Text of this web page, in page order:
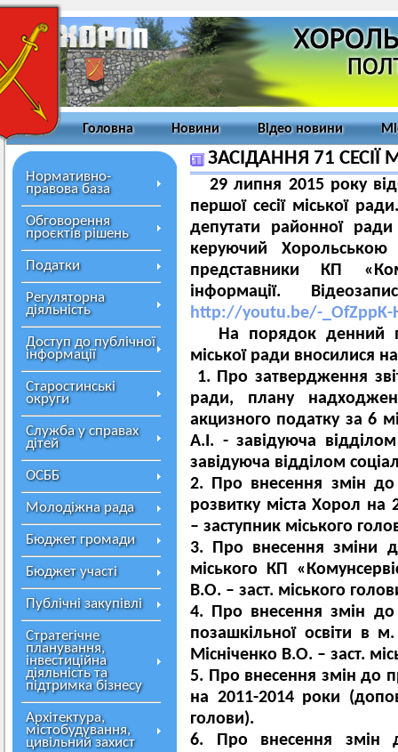
Головна Новини Відео новини
Нормативно-
правова база
Обговорення
проєктів рішень
Податки
Регуляторна
діяльність
Доступ до публічної
інформації
Старостинські
округи
Служба у справах
дітей
ОСББ
Молодіжна рада
Бюджет громади
Бюджет участі
Публічні закупівлі
Стратегічне
планування,
інвестиційна
діяльність та
підтримка бізнесу
Архітектура,
містобудування,
цивільний захист
ЗАСІДАННЯ 71 СЕСІЇ
29 липня 2015 року
першої сесії міської
депутати районної
керуючий
представники КП
інформації.
http://youtu.be/-_OfZppK-
На порядок денний
міської ради вносилися
1. Про затвердження
ради, плану
акцизного податку за 6
А.І. - завідуюча
завідуюча відділом
2. Про внесення змін до
розвитку міста Хорол на
– заступник міського
3. Про внесення зміни
міського КП
В.О. – заст. міського
4. Про внесення змін до
позашкільної освіти в
Місніченко В.О. – заст.
5. Про внесення змін до
на 2011-2014 роки
голови).
6. Про внесення змін